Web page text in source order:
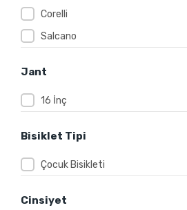
Corelli
Salcano
Jant
16 İnç
Bisiklet Tipi
Çocuk Bisikleti
Cinsiyet